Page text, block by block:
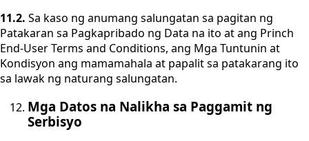
11.2. Sa kaso ng anumang salungatan sa pagitan ng
Patakaran sa Pagkapribado ng Data na ito at ang Princh
End-User Terms and Conditions, ang Mga Tuntunin at
Kondisyon ang mamamahala at papalit sa patakarang ito
sa lawak ng naturang salungatan.
Mga Datos na Nalikha sa Paggamit ng
Serbisyo